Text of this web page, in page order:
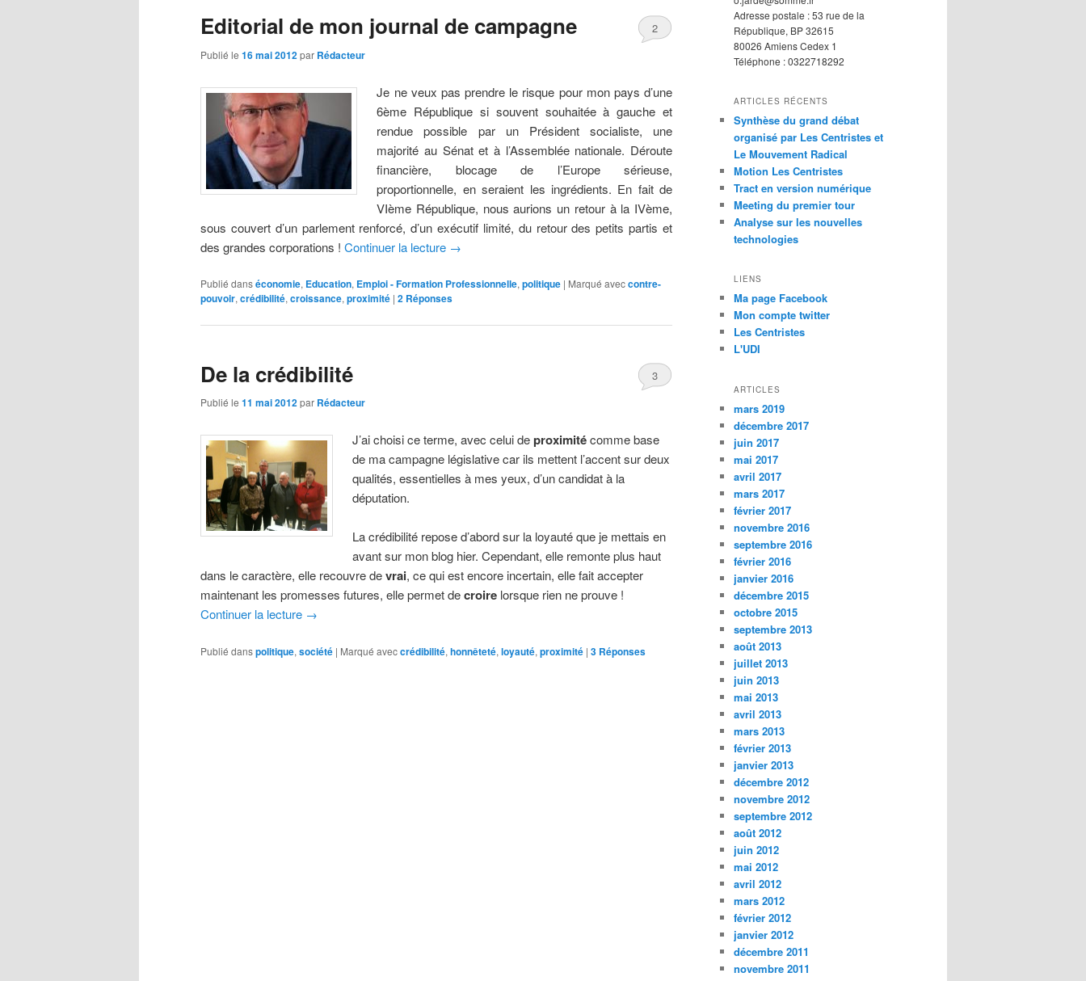
Editorial de mon journal de campagne
Publié le 16 mai 2012par Rédacteur
2
Je ne veux pas prendre le risque pour mon pays d’une
6ème République si souvent souhaitée à gauche et
rendue possible par un Président socialiste, une
majorité au Sénat et à l’Assemblée nationale. Déroute
financière, blocage de l’Europe sérieuse,
proportionnelle, en seraient les ingrédients. En fait de
VIème République, nous aurions un retour à la IVème,
sous couvert d’un parlement renforcé, d’un exécutif limité, du retour des petits partis et
des grandes corporations ! Continuer la lecture →
Publié danséconomie, Education, Emploi - Formation Professionnelle, politique | Marqué aveccontre-
pouvoir, crédibilité, croissance, proximité | 2 Réponses
De la crédibilité
Publié le 11 mai 2012par Rédacteur
3
J’ai choisi ce terme, avec celui deproximitécomme base
de ma campagne législative car ils mettent l’accent sur deux
qualités, essentielles à mes yeux, d’un candidat à la
députation.
La crédibilité repose d’abord sur la loyauté que je mettais en
avant sur mon blog hier. Cependant, elle remonte plus haut
dans le caractère, elle recouvre devrai, ce qui est encore incertain, elle fait accepter
maintenant les promesses futures, elle permet decroire lorsque rien ne prouve !
Continuer la lecture →
Publié danspolitique, société | Marqué aveccrédibilité, honnêteté, loyauté, proximité | 3 Réponses
Adresse postale : 53 rue de la
République, BP 32615
80026 Amiens Cedex 1
Téléphone : 0322718292
ARTICLES RÉCENTS
Synthèse du grand débat
organisé par Les Centristes et
Le Mouvement Radical
Motion Les Centristes
Tract en version numérique
Meeting du premier tour
Analyse sur les nouvelles
technologies
LIENS
Ma page Facebook
Mon compte twitter
Les Centristes
L'UDI
ARTICLES
mars 2019
décembre 2017
juin 2017
mai 2017
avril 2017
mars 2017
février 2017
novembre 2016
septembre 2016
février 2016
janvier 2016
décembre 2015
octobre 2015
septembre 2013
août 2013
juillet 2013
juin 2013
mai 2013
avril 2013
mars 2013
février 2013
janvier 2013
décembre 2012
novembre 2012
septembre 2012
août 2012
juin 2012
mai 2012
avril 2012
mars 2012
février 2012
janvier 2012
décembre 2011
novembre 2011